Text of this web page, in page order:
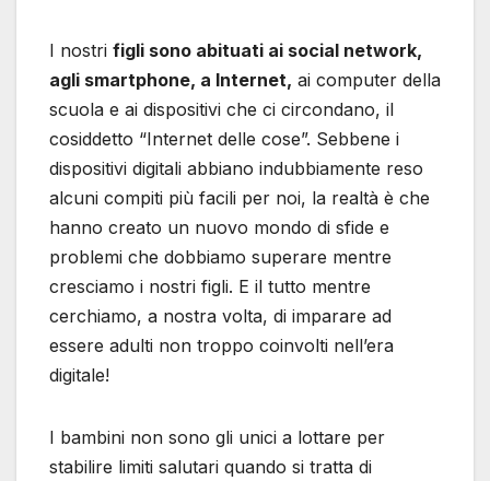
I nostri figli sono abituati ai social network,
agli smartphone, a Internet, ai computer della
scuola e ai dispositivi che ci circondano, il
cosiddetto “Internet delle cose”. Sebbene i
dispositivi digitali abbiano indubbiamente reso
alcuni compiti più facili per noi, la realtà è che
hanno creato un nuovo mondo di sfide e
problemi che dobbiamo superare mentre
cresciamo i nostri figli. E il tutto mentre
cerchiamo, a nostra volta, di imparare ad
essere adulti non troppo coinvolti nell’era
digitale!
I bambini non sono gli unici a lottare per
stabilire limiti salutari quando si tratta di